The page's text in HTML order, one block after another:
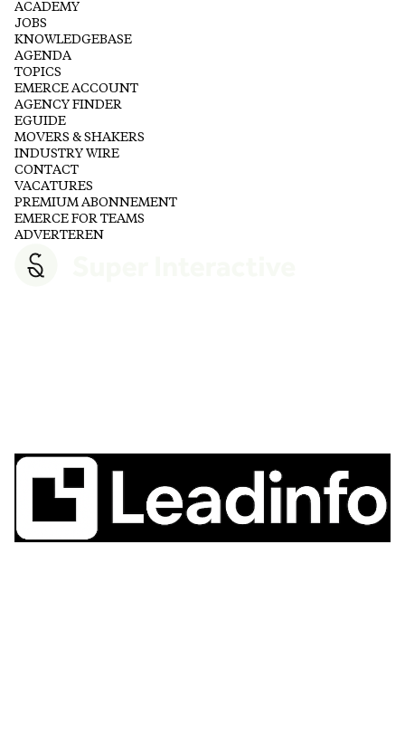
ACADEMY
JOBS
KNOWLEDGEBASE
AGENDA
TOPICS
EMERCE ACCOUNT
AGENCY FINDER
EGUIDE
MOVERS & SHAKERS
INDUSTRY WIRE
CONTACT
VACATURES
PREMIUM ABONNEMENT
EMERCE FOR TEAMS
ADVERTEREN